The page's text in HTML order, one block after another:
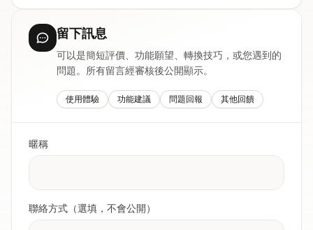
留下訊息
可以是簡短評價、功能願望、轉換技巧，或您遇到的
問題。所有留言經審核後公開顯示。
使用體驗 功能建議 問題回報 其他回饋
暱稱
聯絡方式（選填，不會公開）